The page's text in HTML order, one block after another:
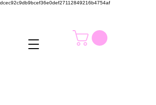
dcec92c9db9bcef36e0def27112849216b4754af